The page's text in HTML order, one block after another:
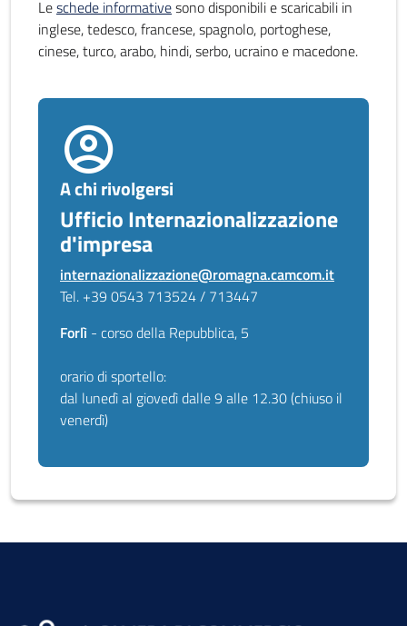
Leschede informativesono disponibili e scaricabili in
inglese, tedesco, francese, spagnolo, portoghese,
cinese, turco, arabo, hindi, serbo, ucraino e macedone.
A chi rivolgersi
Ufficio Internazionalizzazione
d'impresa
internazionalizzazione@romagna.camcom.it
Tel. +39 0543 713524 / 713447
Forlì - corso della Repubblica, 5
orario di sportello:
dal lunedì al giovedì dalle 9 alle 12.30 (chiuso il
venerdì)